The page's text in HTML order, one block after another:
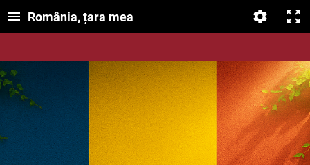
România, țara mea